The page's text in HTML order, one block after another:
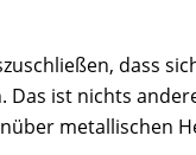
dass
ist nichts
metallischen